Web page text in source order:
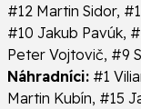
#12 Martin Sidor,
#10 Jakub Pavúk,
Peter Vojtovič, #9
Náhradníci: #1
Martin Kubín, #15